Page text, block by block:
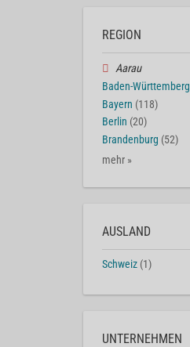
REGION
Aarau
Baden-Württemberg
Bayern (118)
Berlin (20)
Brandenburg (52)
mehr »
AUSLAND
Schweiz (1)
UNTERNEHMEN